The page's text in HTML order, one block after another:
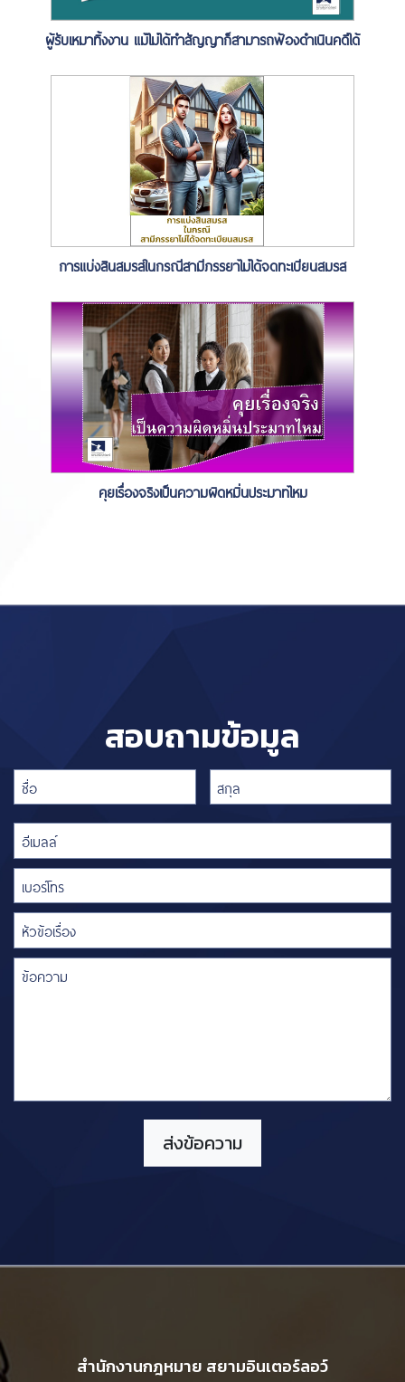
ผู้รับเหมาทิ้งงาน แม้ไม่ได้ทำสัญญาก็สามารถฟ้องดำเนินคดีได้
การแบ่งสินสมรสในกรณีสามีภรรยาไม่ได้จดทะเบียนสมรส
คุยเรื่องจริงเป็นความผิดหมิ่นประมาทไหม
สอบถามข้อมูล
สำนักงานกฎหมาย สยามอินเตอร์ลอว์